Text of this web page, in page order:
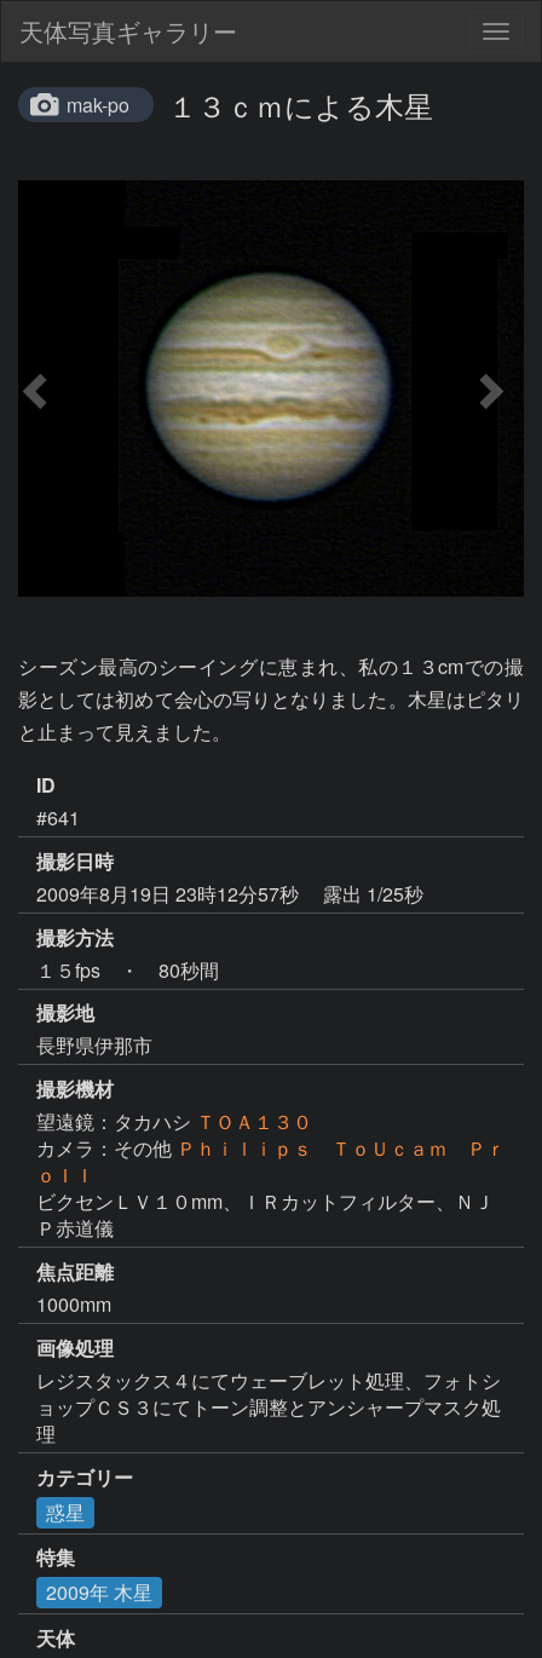
天体写真ギャラリー
mak-po １３ｃｍによる木星
シーズン最高のシーイングに恵まれ、私の１３cmでの撮
影としては初めて会心の写りとなりました。木星はピタリ
と止まって見えました。
ID
#641
撮影日時
2009年8月19日 23時12分57秒
露出 1/25秒
撮影方法
１５fps ・ 80秒間
撮影地
長野県伊那市
撮影機材
望遠鏡：タカハシ ＴＯＡ１３０
カメラ：その他 Ｐｈｉｌｉｐｓ ＴｏＵｃａｍ Ｐｒ
ｏＩＩ
ビクセンＬＶ１０mm、ＩＲカットフィルター、ＮＪ
Ｐ赤道儀
焦点距離
1000mm
画像処理
レジスタックス４にてウェーブレット処理、フォトシ
ョップＣＳ３にてトーン調整とアンシャープマスク処
理
カテゴリー
惑星
特集
2009年 木星
天体